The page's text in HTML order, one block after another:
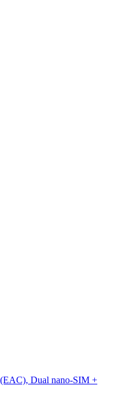
Dual nano-SIM +